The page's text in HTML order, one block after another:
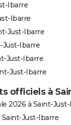
Ibarre
Ibarre
Just-Ibarre
Just-Ibarre
Just-Ibarre
Just-Ibarre
officiels à
2026 à Saint-
Saint-Just-Ibarre